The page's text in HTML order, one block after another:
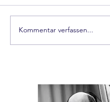
Einbau einer Clesana
Toilette – autark,
Kommentar verfassen...